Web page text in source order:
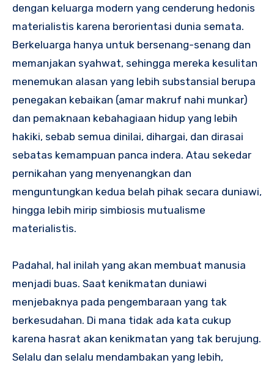
dengan keluarga modern yang cenderung hedonis
materialistis karena berorientasi dunia semata.
Berkeluarga hanya untuk bersenang-senang dan
memanjakan syahwat, sehingga mereka kesulitan
menemukan alasan yang lebih substansial berupa
penegakan kebaikan (amar makruf nahi munkar)
dan pemaknaan kebahagiaan hidup yang lebih
hakiki, sebab semua dinilai, dihargai, dan dirasai
sebatas kemampuan panca indera. Atau sekedar
pernikahan yang menyenangkan dan
menguntungkan kedua belah pihak secara duniawi,
hingga lebih mirip simbiosis mutualisme
materialistis.
Padahal, hal inilah yang akan membuat manusia
menjadi buas. Saat kenikmatan duniawi
menjebaknya pada pengembaraan yang tak
berkesudahan. Di mana tidak ada kata cukup
karena hasrat akan kenikmatan yang tak berujung.
Selalu dan selalu mendambakan yang lebih,